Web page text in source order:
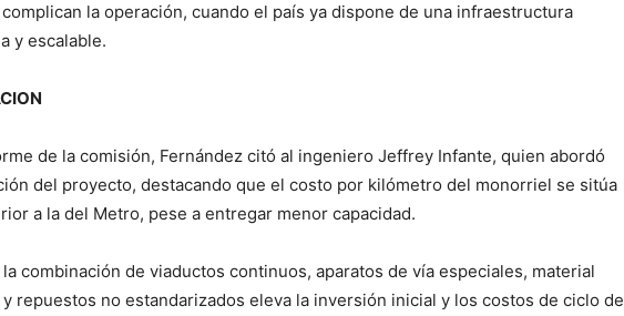
la operación, cuando el país ya dispone de una infraestructura
y escalable.
de la comisión, Fernández citó al ingeniero Jeffrey Infante, quien abordó
del proyecto, destacando que el costo por kilómetro del monorriel se sitúa
a la del Metro, pese a entregar menor capacidad.
combinación de viaductos continuos, aparatos de vía especiales, material
repuestos no estandarizados eleva la inversión inicial y los costos de ciclo de